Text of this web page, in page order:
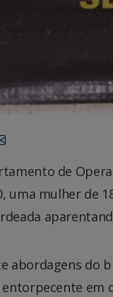
de
uma mulher de
abordagens do
em